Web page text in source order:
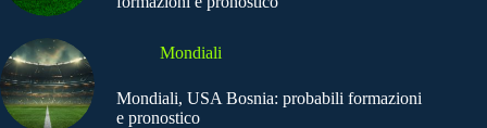
Mondiali
Mondiali, USA Bosnia: probabili formazioni
e pronostico